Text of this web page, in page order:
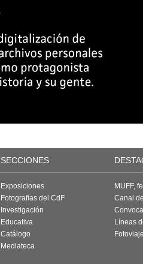
SECCIONES
Exposiciones
Fotografías del CdF
Investigación
Educativa
Catálogo
Mediateca
MUFF,
Canal
Líneas